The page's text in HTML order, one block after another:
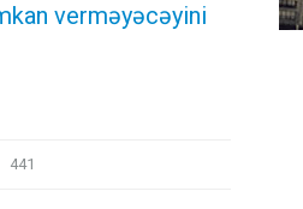
verməyəcəyini
441